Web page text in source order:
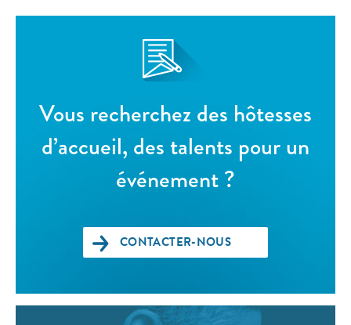
Vous recherchez des hôtesses
d’accueil, des talents pour un
événement ?
CONTACTER-NOUS